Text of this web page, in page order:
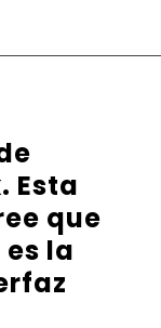
Esta
que
la